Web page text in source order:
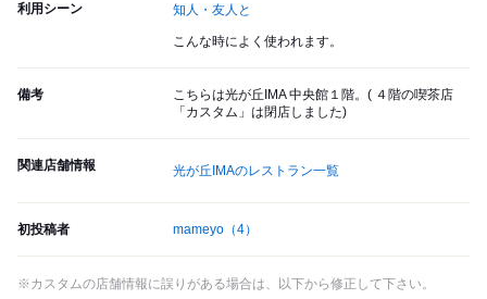
利用シーン 知人・友人と
こんな時によく使われます。
備考
こちらは光が丘IMA 中央館１階。( ４階の喫茶店
「カスタム」は閉店しました)
関連店舗情報 光が丘IMAのレストラン一覧
初投稿者 mameyo （4）
※カスタムの店舗情報に誤りがある場合は、以下から修正して下さい。